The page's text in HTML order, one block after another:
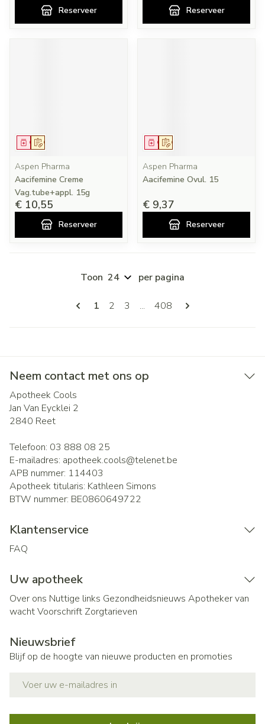
Reserveer Reserveer
Op voorschrift
Geneesmiddel
Aspen Pharma
Aacifemine Creme
Vag.tube+appl. 15g
€ 10,55
Reserveer
Op voorschrift
Geneesmiddel
Aspen Pharma
Aacifemine Ovul. 15
€ 9,37
Reserveer
Pagina's
U lees momenteel pagina
1 Pagina
2 Pagina
3 ... Pagina
408
Toon per pagina
Neem contact met ons op
Apotheek Cools
Jan Van Eycklei 2
2840 Reet
Telefoon: 03 888 08 25
E-mailadres: apotheek.cools@telenet.be
APB nummer: 114403
Apotheek titularis: Kathleen Simons
BTW nummer: BE0860649722
Klantenservice
FAQ
Uw apotheek
Over ons Nuttige links Gezondheidsnieuws Apotheker van
wachtVoorschrift Zorgtarieven
Nieuwsbrief
Blijf op de hoogte van nieuwe producten en promoties